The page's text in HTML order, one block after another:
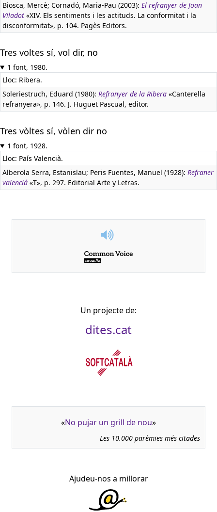
Biosca, Mercè; Cornadó, Maria-Pau (2003): El refranyer de Joan
Viladot «XIV. Els sentiments i les actituds. La conformitat i la
disconformitat», p. 104. Pagès Editors.
Tres voltes sí, vol dir, no
1 font, 1980.
Lloc: Ribera.
Soleriestruch, Eduard (1980): Refranyer de la Ribera «Canterella
refranyera», p. 146. J. Huguet Pascual, editor.
Tres vòltes sí, vòlen dir no
1 font, 1928.
Lloc: País Valencià.
Alberola Serra, Estanislau; Peris Fuentes, Manuel (1928): Refraner
valenciá «T», p. 297. Editorial Arte y Letras.
Un projecte de:
dites.cat
«No pujar un grill de nou»
Les 10.000 parèmies més citades
Ajudeu-nos a millorar